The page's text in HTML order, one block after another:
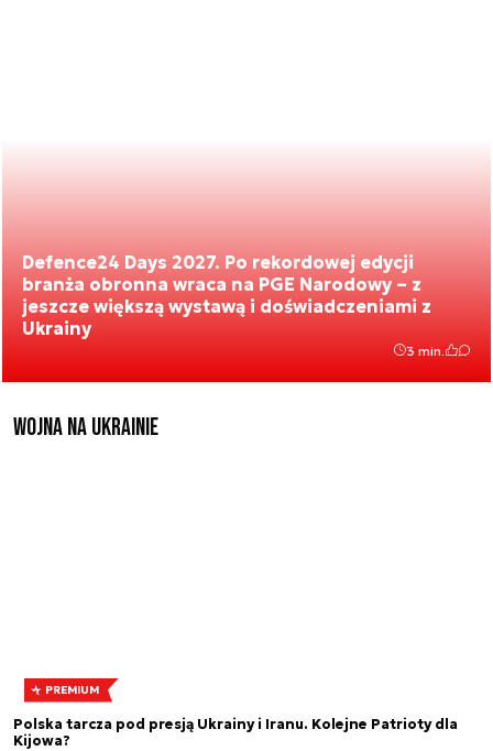
Defence24 Days 2027. Po rekordowej edycji
branża obronna wraca na PGE Narodowy – z
jeszcze większą wystawą i doświadczeniami z
Ukrainy
3 min.
Wojna na Ukrainie
PREMIUM
Polska tarcza pod presją Ukrainy i Iranu. Kolejne Patrioty dla
Kijowa?